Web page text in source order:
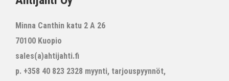
Minna Canthin katu 2 A 26
70100 Kuopio
sales(a)ahtijahti.fi
p. +358 40 823 2328 myynti, tarjouspyynnöt,